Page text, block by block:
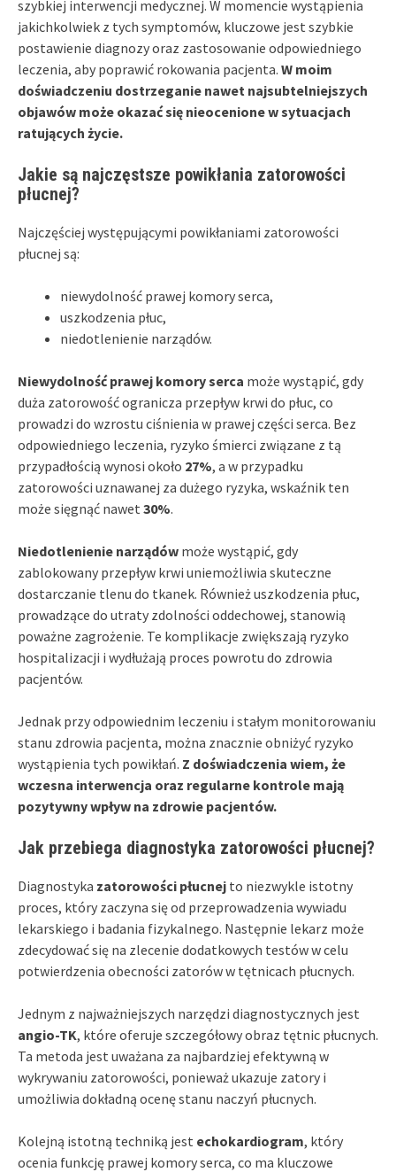
szybkiej interwencji medycznej. W momencie wystąpienia
jakichkolwiek z tych symptomów, kluczowe jest szybkie
postawienie diagnozy oraz zastosowanie odpowiedniego
leczenia, aby poprawić rokowania pacjenta. W moim
doświadczeniu dostrzeganie nawet najsubtelniejszych
objawów może okazać się nieocenione w sytuacjach
ratujących życie.
Jakie są najczęstsze powikłania zatorowości
płucnej?
Najczęściej występującymi powikłaniami zatorowości
płucnej są:
niewydolność prawej komory serca,
uszkodzenia płuc,
niedotlenienie narządów.
Niewydolność prawej komory serca może wystąpić, gdy
duża zatorowość ogranicza przepływ krwi do płuc, co
prowadzi do wzrostu ciśnienia w prawej części serca. Bez
odpowiedniego leczenia, ryzyko śmierci związane z tą
przypadłością wynosi około 27%, a w przypadku
zatorowości uznawanej za dużego ryzyka, wskaźnik ten
może sięgnąć nawet 30%.
Niedotlenienie narządów może wystąpić, gdy
zablokowany przepływ krwi uniemożliwia skuteczne
dostarczanie tlenu do tkanek. Również uszkodzenia płuc,
prowadzące do utraty zdolności oddechowej, stanowią
poważne zagrożenie. Te komplikacje zwiększają ryzyko
hospitalizacji i wydłużają proces powrotu do zdrowia
pacjentów.
Jednak przy odpowiednim leczeniu i stałym monitorowaniu
stanu zdrowia pacjenta, można znacznie obniżyć ryzyko
wystąpienia tych powikłań. Z doświadczenia wiem, że
wczesna interwencja oraz regularne kontrole mają
pozytywny wpływ na zdrowie pacjentów.
Jak przebiega diagnostyka zatorowości płucnej?
Diagnostyka zatorowości płucnej to niezwykle istotny
proces, który zaczyna się od przeprowadzenia wywiadu
lekarskiego i badania fizykalnego. Następnie lekarz może
zdecydować się na zlecenie dodatkowych testów w celu
potwierdzenia obecności zatorów w tętnicach płucnych.
Jednym z najważniejszych narzędzi diagnostycznych jest
angio-TK, które oferuje szczegółowy obraz tętnic płucnych.
Ta metoda jest uważana za najbardziej efektywną w
wykrywaniu zatorowości, ponieważ ukazuje zatory i
umożliwia dokładną ocenę stanu naczyń płucnych.
Kolejną istotną techniką jest echokardiogram, który
ocenia funkcję prawej komory serca, co ma kluczowe